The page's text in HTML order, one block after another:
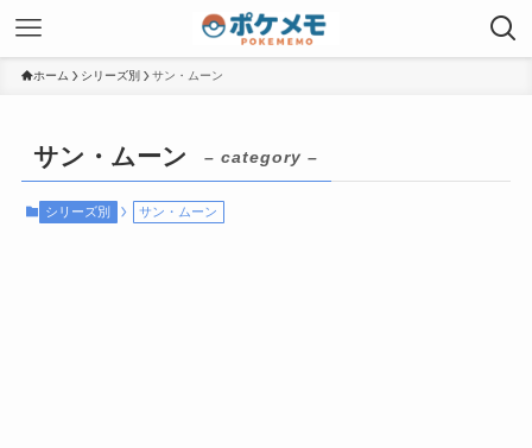
ホーム シリーズ別 サン・ムーン
サン・ムーン – category –
シリーズ別 サン・ムーン